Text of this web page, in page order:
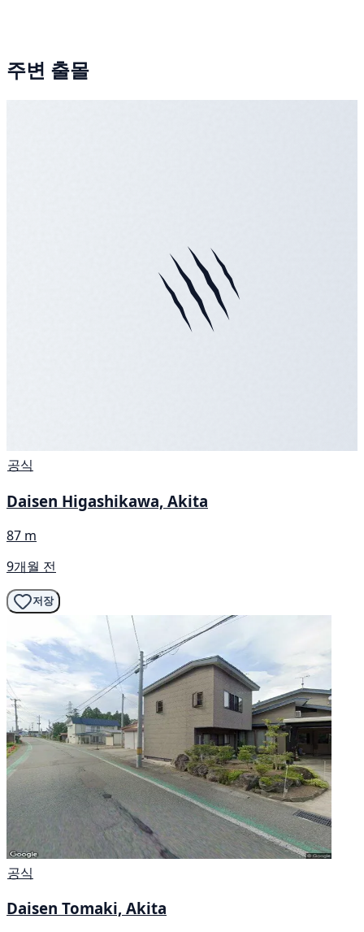
주변 출몰
공식
Daisen Higashikawa, Akita
87 m
9개월 전
저장
공식
Daisen Tomaki, Akita